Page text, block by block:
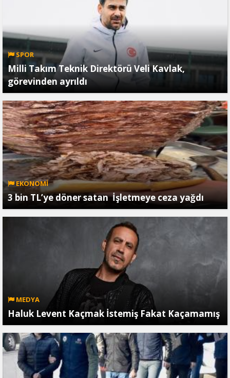
SPOR
Milli Takım Teknik Direktörü Veli Kavlak,
görevinden ayrıldı
EKONOMİ
3 bin TL’ye döner satan İşletmeye ceza yağdı
MEDYA
Haluk Levent Kaçmak İstemiş Fakat Kaçamamış